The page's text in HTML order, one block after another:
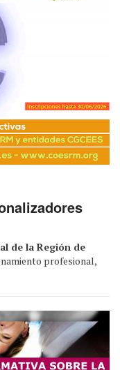
de la Región de
profesional,